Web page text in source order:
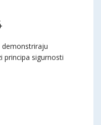
principa sigurnosti